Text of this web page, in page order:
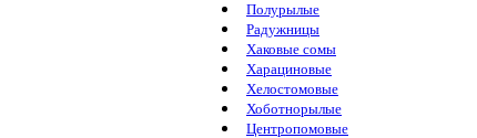
Полурылые
Радужницы
Хаковые сомы
Харациновые
Хелостомовые
Хоботнорылые
Центропомовые